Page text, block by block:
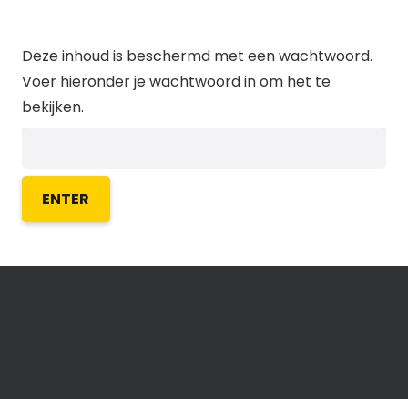
Deze inhoud is beschermd met een wachtwoord.
Voer hieronder je wachtwoord in om het te
bekijken.